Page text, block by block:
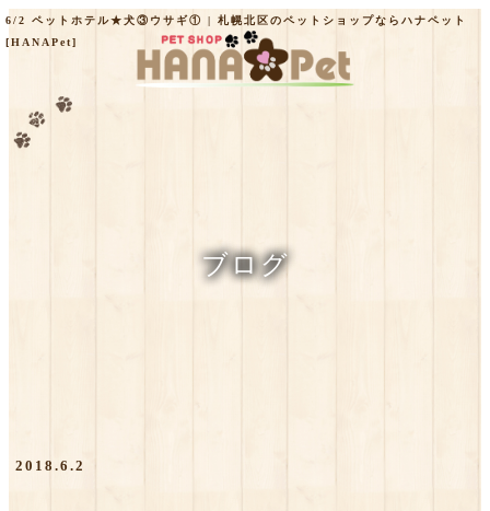
6/2 ペットホテル★犬③ウサギ① | 札幌北区のペットショップならハナペット
[HANAPet]
ブログ
2018.6.2